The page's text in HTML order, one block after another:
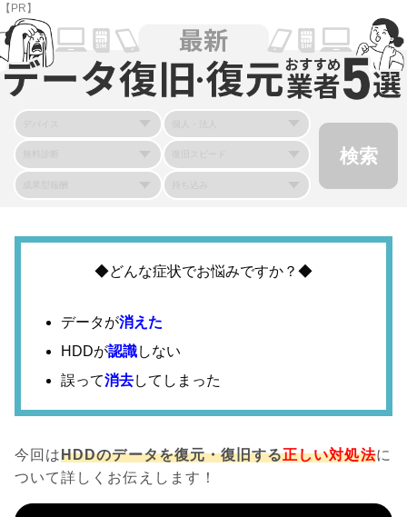
【PR】
◆どんな症状でお悩みですか？◆
データが消えた
HDDが認識しない
誤って消去してしまった
今回はHDDのデータを復元・復旧する正しい対処法に
ついて詳しくお伝えします！